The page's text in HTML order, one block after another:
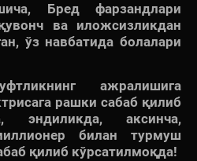
Бред фарзандлари
ва иложсизликдан
ўз навбатида болалари
ажралишига
рашки сабаб қилиб
эндиликда, аксинча,
билан турмуш
қилиб кўрсатилмоқда!